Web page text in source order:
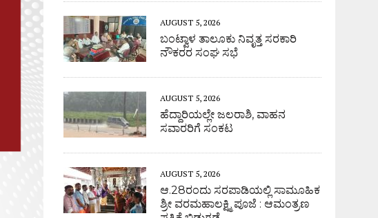
AUGUST 5, 2026
ಬಂಟ್ವಾಳ ತಾಲೂಕು ನಿವೃತ್ತ ಸರಕಾರಿ
ನೌಕರರ ಸಂಘ ಸಭೆ
AUGUST 5, 2026
ಹೆದ್ದಾರಿಯಲ್ಲೇ ಜಲರಾಶಿ, ವಾಹನ
ಸವಾರರಿಗೆ ಸಂಕಟ
AUGUST 5, 2026
ಆ.28ರಂದು ಸರಪಾಡಿಯಲ್ಲಿ ಸಾಮೂಹಿಕ
ಶ್ರೀ ವರಮಹಾಲಕ್ಷ್ಮಿ ಪೂಜೆ : ಆಮಂತ್ರಣ